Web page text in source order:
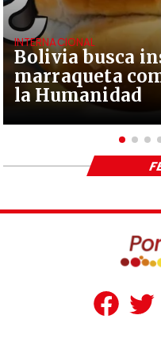
Bolivia busca
marraqueta
la Humanidad
INTERNACIONAL